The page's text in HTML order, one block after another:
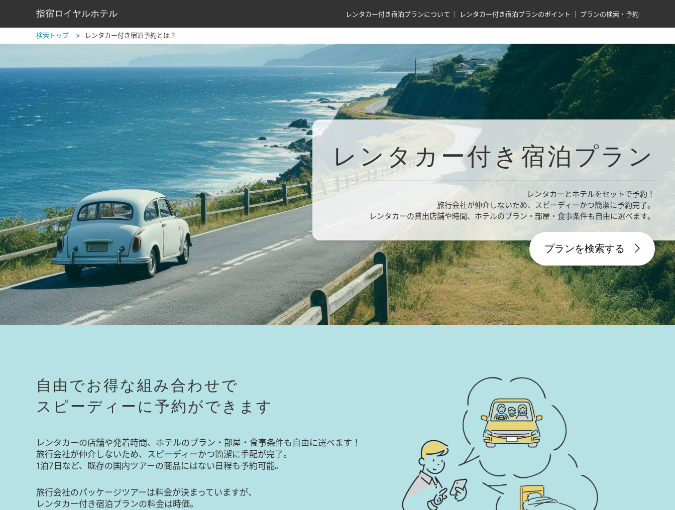
指宿ロイヤルホテル レンタカー付き宿泊プランについて レンタカー付き宿泊プランのポイント プランの検索・予約
検索トップ レンタカー付き宿泊予約とは？
レンタカー付き宿泊プラン
レンタカーとホテルをセットで予約！
旅行会社が仲介しないため、スピーディーかつ簡潔に予約完了。
レンタカーの貸出店舗や時間、ホテルのプラン・部屋・食事条件も自由に選べます。
プランを検索する
自由でお得な組み合わせで
スピーディーに予約ができます
レンタカーの店舗や発着時間、ホテルのプラン・部屋・食事条件も自由に選べます！
旅行会社が仲介しないため、スピーディーかつ簡潔に手配が完了。
1泊7日など、既存の国内ツアーの商品にはない日程も予約可能。
旅行会社のパッケージツアーは料金が決まっていますが、
レンタカー付き宿泊プランの料金は時価。